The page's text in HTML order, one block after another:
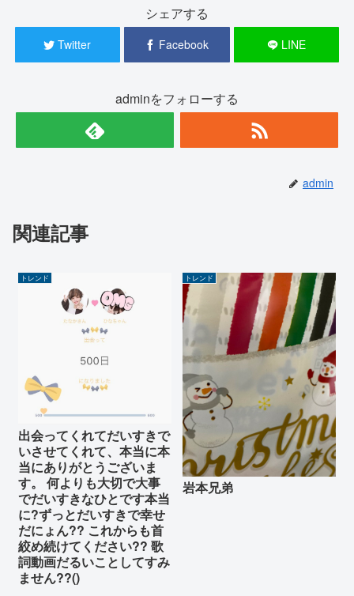
シェアする
Twitter Facebook LINE
adminをフォローする
admin
関連記事
トレンド
出会ってくれてだいすきで
いさせてくれて、本当に本
当にありがとうございま
す。 何よりも大切で大事
でだいすきなひとです本当
に?ずっとだいすきで幸せ
だにょん?? これからも首
絞め続けてください?? 歌
詞動画だるいことしてすみ
ません??()
トレンド
岩本兄弟